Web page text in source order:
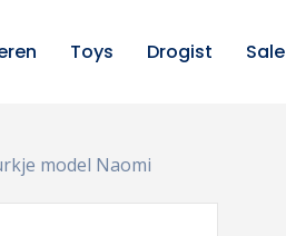
Toys Drogist Sale
model Naomi